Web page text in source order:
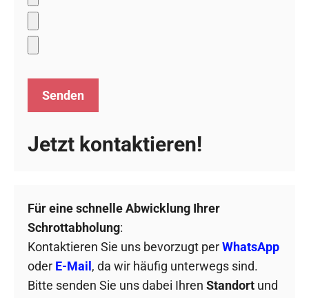
Jetzt kontaktieren!
Für eine schnelle Abwicklung Ihrer
Schrottabholung:
Kontaktieren Sie uns bevorzugt perWhatsApp
oder E-Mail , da wir häufig unterwegs sind.
Bitte senden Sie uns dabei Ihren Standort und